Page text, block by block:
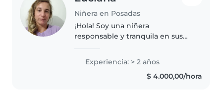
Niñera en Posadas
¡Hola! Soy una niñera
responsable y tranquila en sus
cuidando niños pequeños. Tengo
experiencia trabajando con
niños con necesidades
Experiencia: > 2 años
$ 4.000,00/hora